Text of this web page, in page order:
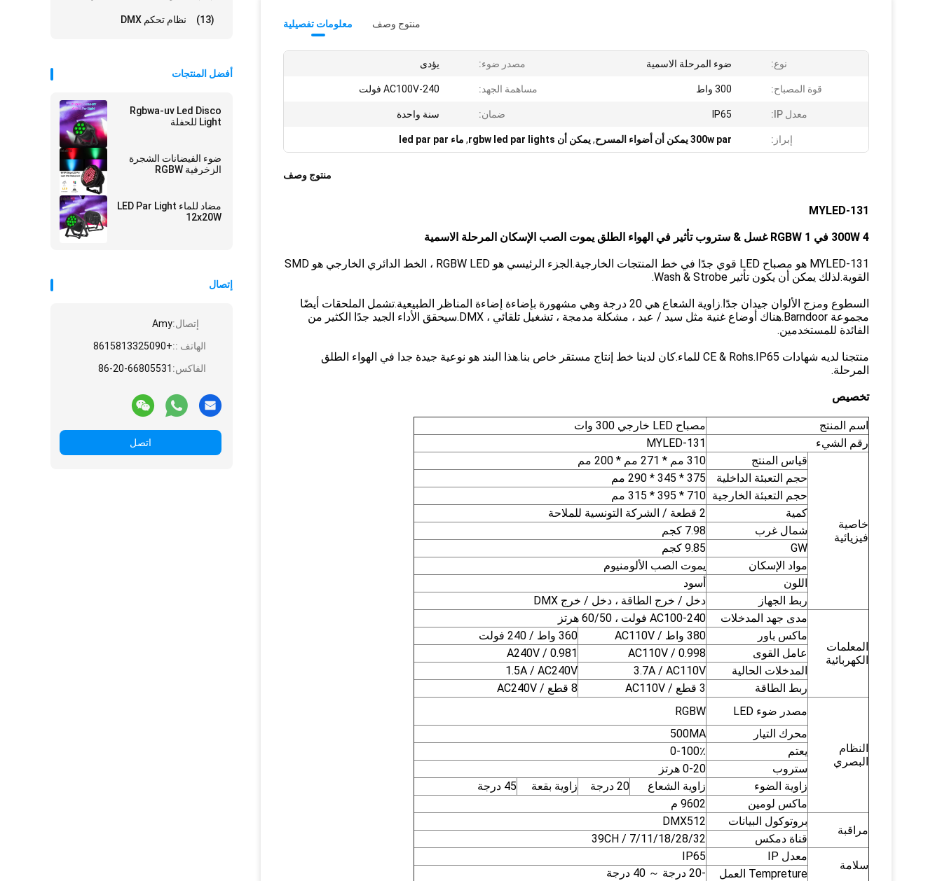
نظام تحكم DMX (13)
أفضل المنتجات
Rgbwa-uv Led Disco
Light للحفلة
ضوء الفيضانات الشجرة
الزخرفية RGBW
مضاد للماء LED Par Light
12x20W
إتصال
إتصال:Amy
الهاتف ::+8615813325090
الفاكس: 86-20-66805531
اتصل
معلومات تفصيلية منتوج وصف
نوع: ضوء المرحلة الاسمية مصدر ضوء: يؤدى
قوة المصباح: 300 واط مساهمة الجهد: AC100V-240 فولت
معدل IP: IP65 ضمان: سنة واحدة
إبراز: 300w par يمكن أن أضواء المسرح ,يمكن أن rgbw led par lights , ماء led par par
منتوج وصف
MYLED-131
300W 4 في 1 RGBW غسل & ستروب تأثير في الهواء الطلق يموت الصب الإسكان المرحلة الاسمية
MYLED-131 هو مصباح LED قوي جدًا في خط المنتجات الخارجية.الجزء الرئيسي هو RGBW LED ، الخط الدائري الخارجي هو SMD
القوية.لذلك يمكن أن يكون تأثير Wash & Strobe.
السطوع ومزج الألوان جيدان جدًا.زاوية الشعاع هي 20 درجة وهي مشهورة بإضاءة إضاءة المناظر الطبيعية.تشمل الملحقات أيضًا
مجموعة Barndoor.هناك أوضاع غنية مثل سيد / عبد ، مشكلة مدمجة ، تشغيل تلقائي ، DMX.سيحقق الأداء الجيد جدًا الكثير من
الفائدة للمستخدمين.
منتجنا لديه شهادات CE & Rohs.IP65 للماء.كان لدينا خط إنتاج مستقر خاص بنا.هذا البند هو نوعية جيدة جدا في الهواء الطلق
المرحلة.
تخصيص
اسم المنتج
مصباح LED خارجي 300 وات
رقم الشيء
MYLED-131
خاصية
فيزيائية
قياس المنتج
310 مم * 271 مم * 200 مم
حجم التعبئة الداخلية
375 * 345 * 290 مم
حجم التعبئة الخارجية 710 * 395 * 315 مم
كمية
2 قطعة / الشركة التونسية للملاحة
شمال غرب
7.98 كجم
GW
9.85 كجم
مواد الإسكان
يموت الصب الألومنيوم
اللون
أسود
ربط الجهاز
دخل / خرج الطاقة ، دخل / خرج DMX
المعلمات
الكهربائية
مدى جهد المدخلات
AC100-240 فولت ، 60/50 هرتز
ماكس باور
380 واط / AC110V
360 واط / 240 فولت
عامل القوى
0.998 / AC110V
0.981 / A240V
المدخلات الحالية
3.7A / AC110V
1.5A / AC240V
ربط الطاقة
3 قطع / AC110V 8 قطع / AC240V
النظام
البصري
مصدر ضوء LED
RGBW
محرك التيار
500MA
يعتم
0-100٪
ستروب
0-20 هرتز
زاوية الضوء
زاوية الشعاع 20 درجة زاوية بقعة
45 درجة
ماكس لومين
9602 م
مراقبة
بروتوكول البيانات
DMX512
قناة دمكس
7/11/18/28/32 / 39CH
سلامة
معدل IP
IP65
Tempreture العمل
-20 درجة ～ 40 درجة